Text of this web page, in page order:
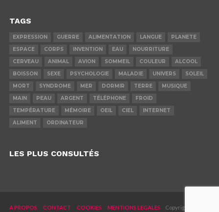
TAGS
EXPRESSION GUERRE ALIMENTATION LANGUE
PLANETE
ESPACE
CORPS INVENTION EAU
NOURRITURE
CERVEAU
ANIMAL AVION SOMMEIL COULEUR
ALCOOL
BOISSON
SEXE PSYCHOLOGIE MALADIE UNIVERS
SOLEIL
MORT
SYNDROME MER DORMIR TERRE
MUSIQUE
MAIN
PEAU ARGENT TÉLÉPHONE
FROID
TEMPÉRATURE
MÉMOIRE OEIL CIEL
INTERNET
ALIMENT
ORDINATEUR
LES PLUS CONSULTÉS
A PROPOS CONTACT COOKIES MENTIONS LEGALES Copyright © 2019